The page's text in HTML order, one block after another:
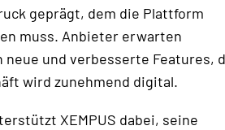
geprägt, dem die Plattform
muss. Anbieter erwarten
und verbesserte Features,
wird zunehmend digital.
XEMPUS dabei, seine